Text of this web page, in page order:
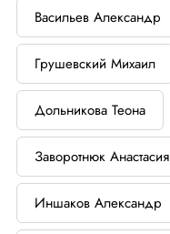
Васильев Александр
Грушевский Михаил
Дольникова Теона
Заворотнюк Анастасия
Иншаков Александр